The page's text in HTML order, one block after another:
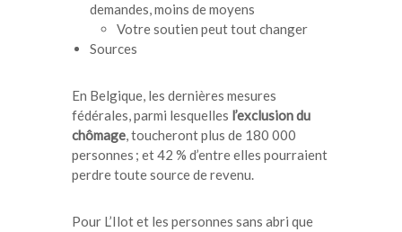
demandes, moins de moyens
Votre soutien peut tout changer
Sources
En Belgique, les dernières mesures
fédérales, parmi lesquelles l’exclusion du
chômage, toucheront plus de 180 000
personnes ; et 42 % d’entre elles pourraient
perdre toute source de revenu.
Pour L’Ilot et les personnes sans abri que